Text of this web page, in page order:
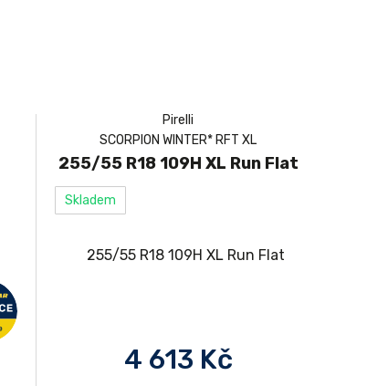
Pirelli
SCORPION WINTER* RFT XL
255/55 R18 109H XL Run Flat
Skladem
4 613 Kč